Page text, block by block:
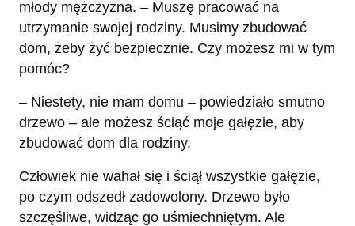
młody mężczyzna. – Muszę pracować na
utrzymanie swojej rodziny. Musimy zbudować
dom, żeby żyć bezpiecznie. Czy możesz mi w tym
pomóc?
– Niestety, nie mam domu – powiedziało smutno
drzewo – ale możesz ściąć moje gałęzie, aby
zbudować dom dla rodziny.
Człowiek nie wahał się i ściął wszystkie gałęzie,
po czym odszedł zadowolony. Drzewo było
szczęśliwe, widząc go uśmiechniętym. Ale